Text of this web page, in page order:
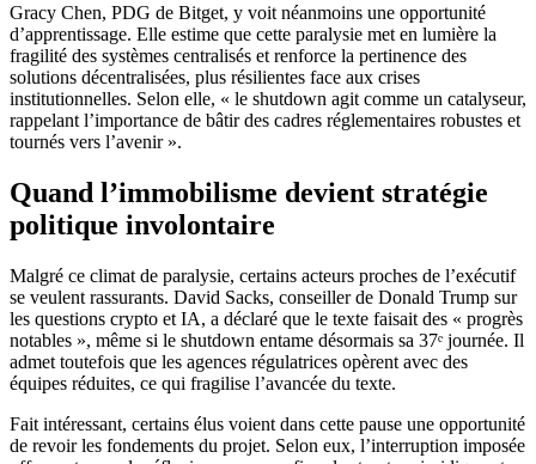
Gracy Chen, PDG de Bitget, y voit néanmoins une opportunité
d’apprentissage. Elle estime que cette paralysie met en lumière la
fragilité des systèmes centralisés et renforce la pertinence des
solutions décentralisées, plus résilientes face aux crises
institutionnelles. Selon elle, « le shutdown agit comme un catalyseur,
rappelant l’importance de bâtir des cadres réglementaires robustes et
tournés vers l’avenir ».
Quand l’immobilisme devient stratégie
politique involontaire
Malgré ce climat de paralysie, certains acteurs proches de l’exécutif
se veulent rassurants. David Sacks, conseiller de Donald Trump sur
les questions crypto et IA, a déclaré que le texte faisait des « progrès
notables », même si le shutdown entame désormais sa 37ᵉ journée. Il
admet toutefois que les agences régulatrices opèrent avec des
équipes réduites, ce qui fragilise l’avancée du texte.
Fait intéressant, certains élus voient dans cette pause une opportunité
de revoir les fondements du projet. Selon eux, l’interruption imposée